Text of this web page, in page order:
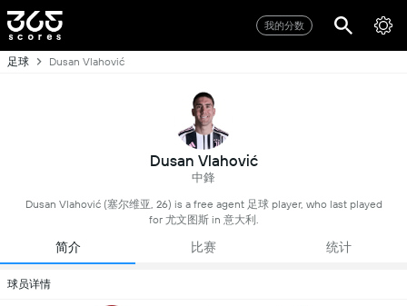
我的分数
足球 Dusan Vlahović
Dusan Vlahović
中鋒
Dusan Vlahović (塞尔维亚, 26) is a free agent 足球 player, who last played
for 尤文图斯 in 意大利.
简介 比赛 统计
球员详情